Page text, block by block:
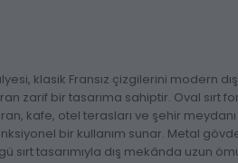
klasik Fransız çizgilerini modern
zarif bir tasarıma sahiptir. Oval sırt
kafe, otel terasları ve şehir
bir kullanım sunar. Metal
sırt tasarımıyla dış mekânda uzun